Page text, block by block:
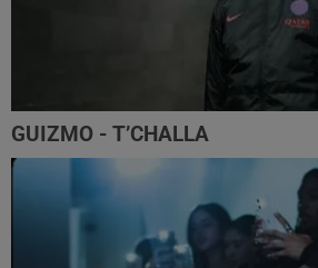
GUIZMO - T’CHALLA